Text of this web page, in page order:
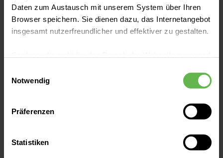
Daten zum Austausch mit unserem System über Ihren
Browser speichern. Sie dienen dazu, das Internetangebot
insgesamt nutzerfreundlicher und effektiver zu gestalten.
eingesetzt werden.
Es steht Ihnen frei, unsere Seite mit nur den notwendigen
Cookies zu benutzen, eine individuelle Auswahl
oder durch Auswahl von „Alle Cookies akzeptieren“ in die
Notwendig
Präferenzen
Statistiken